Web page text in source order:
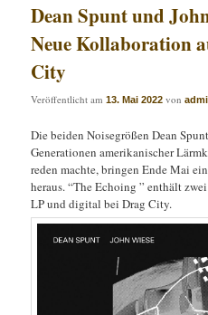
Dean Spunt und
Neue Kollaboration
City
Veröffentlicht am13. Mai 2022 von
Die beiden Noisegrößen Dean
Generationen amerikanischer
reden machte, bringen Ende Mai
heraus. “The Echoing ” enthält
LP und digital bei Drag City.